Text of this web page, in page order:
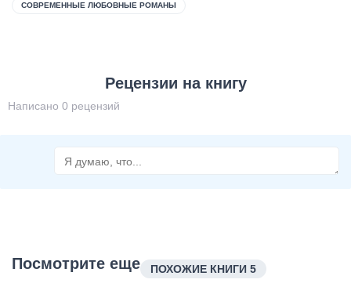
СОВРЕМЕННЫЕ ЛЮБОВНЫЕ РОМАНЫ
Рецензии на книгу
Написано 0 рецензий
Посмотрите еще ПОХОЖИЕ КНИГИ 5